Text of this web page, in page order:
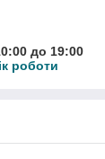
до 19:00
роботи